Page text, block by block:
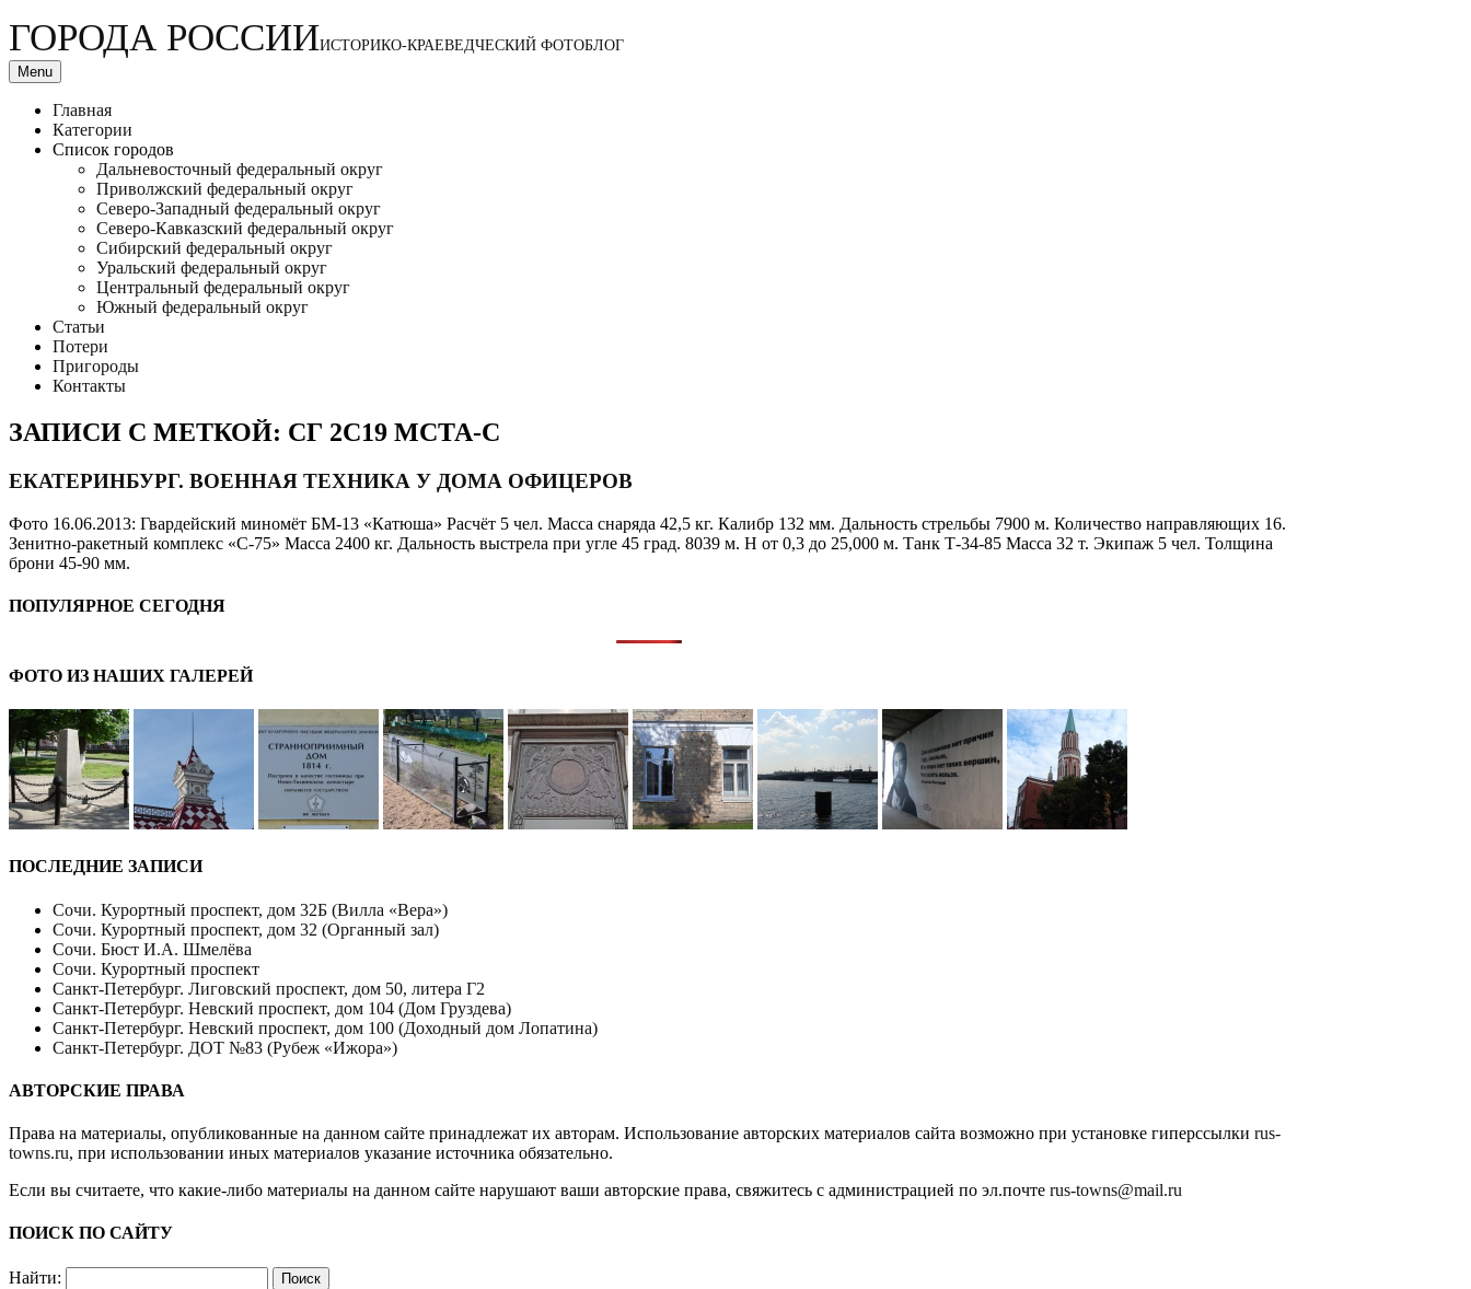
ГОРОДА РОССИИИСТОРИКО-КРАЕВЕДЧЕСКИЙ ФОТОБЛОГ
Menu
Главная
Категории
Список городов
Дальневосточный федеральный округ
Приволжский федеральный округ
Северо-Западный федеральный округ
Северо-Кавказский федеральный округ
Сибирский федеральный округ
Уральский федеральный округ
Центральный федеральный округ
Южный федеральный округ
Статьи
Потери
Пригороды
Контакты
ЗАПИСИ С МЕТКОЙ: СГ 2С19 МСТА-С
ЕКАТЕРИНБУРГ. ВОЕННАЯ ТЕХНИКА У ДОМА ОФИЦЕРОВ
Фото 16.06.2013: Гвардейский миномёт БМ-13 «Катюша» Расчёт 5 чел. Масса снаряда 42,5 кг. Калибр 132 мм. Дальность стрельбы 7900 м. Количество направляющих 16.
Зенитно-ракетный комплекс «С-75» Масса 2400 кг. Дальность выстрела при угле 45 град. 8039 м. Н от 0,3 до 25,000 м. Танк Т-34-85 Масса 32 т. Экипаж 5 чел. Толщина
брони 45-90 мм.
ПОПУЛЯРНОЕ СЕГОДНЯ
ФОТО ИЗ НАШИХ ГАЛЕРЕЙ
ПОСЛЕДНИЕ ЗАПИСИ
Сочи. Курортный проспект, дом 32Б (Вилла «Вера»)
Сочи. Курортный проспект, дом 32 (Органный зал)
Сочи. Бюст И.А. Шмелёва
Сочи. Курортный проспект
Санкт-Петербург. Лиговский проспект, дом 50, литера Г2
Санкт-Петербург. Невский проспект, дом 104 (Дом Груздева)
Санкт-Петербург. Невский проспект, дом 100 (Доходный дом Лопатина)
Санкт-Петербург. ДОТ №83 (Рубеж «Ижора»)
АВТОРСКИЕ ПРАВА
Права на материалы, опубликованные на данном сайте принадлежат их авторам. Использование авторских материалов сайта возможно при установке гиперссылки rus-
towns.ru, при использовании иных материалов указание источника обязательно.
Если вы считаете, что какие-либо материалы на данном сайте нарушают ваши авторские права, свяжитесь с администрацией по эл.почте rus-towns@mail.ru
ПОИСК ПО САЙТУ
Найти: